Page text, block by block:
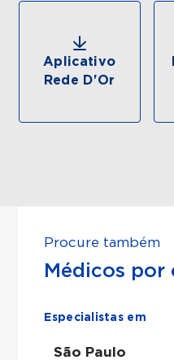
Aplicativo
Rede D'Or
Procure também
Médicos por
Especialistas em
São Paulo